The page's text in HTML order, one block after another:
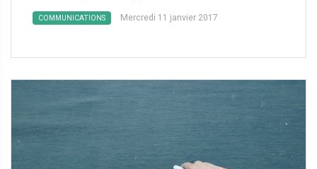
COMMUNICATIONS Mercredi 11 janvier 2017